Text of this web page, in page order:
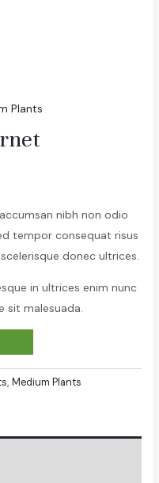
Plants
nibh non odio
tempor consequat risus
donec ultrices.
in ultrices enim nunc
sit malesuada.
, Medium Plants